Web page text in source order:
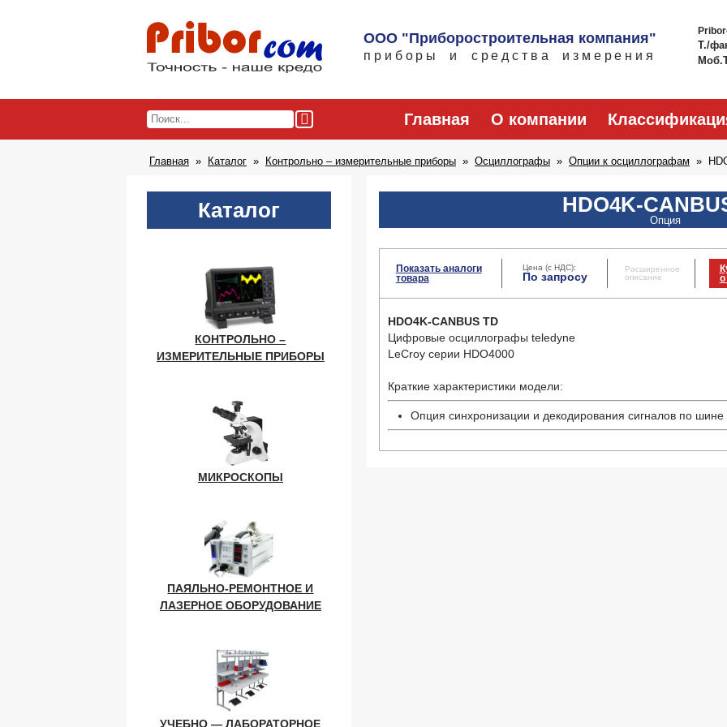
ООО "Приборостроительная компания"
приборы и средства измерения
Т./
Главная О компании
Главная Каталог Контрольно – измерительные приборы Осциллографы Опции к осциллографам
Каталог
КОНТРОЛЬНО –
ИЗМЕРИТЕЛЬНЫЕ ПРИБОРЫ
МИКРОСКОПЫ
ПАЯЛЬНО-РЕМОНТНОЕ И
ЛАЗЕРНОЕ ОБОРУДОВАНИЕ
УЧЕБНО — ЛАБОРАТОРНОЕ
HDO4K-
Опция
Показать аналоги
товара
Цена (с НДС):
По запросу
Расширенное
описание
о
HDO4K-CANBUS TD
Цифровые осциллографы teledyne
LeCroy серии HDO4000
Краткие характеристики модели:
Опция синхронизации и декодирования сигналов по шине